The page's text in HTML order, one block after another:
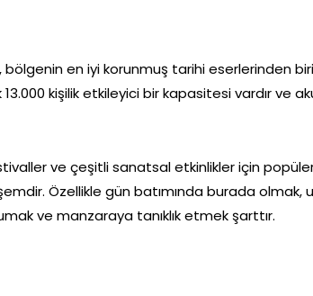
en iyi korunmuş tarihi eserlerinden
kişilik etkileyici bir kapasitesi vardır ve
ve çeşitli sanatsal etkinlikler için
Özellikle gün batımında burada olmak,
ve manzaraya tanıklık etmek şarttır.